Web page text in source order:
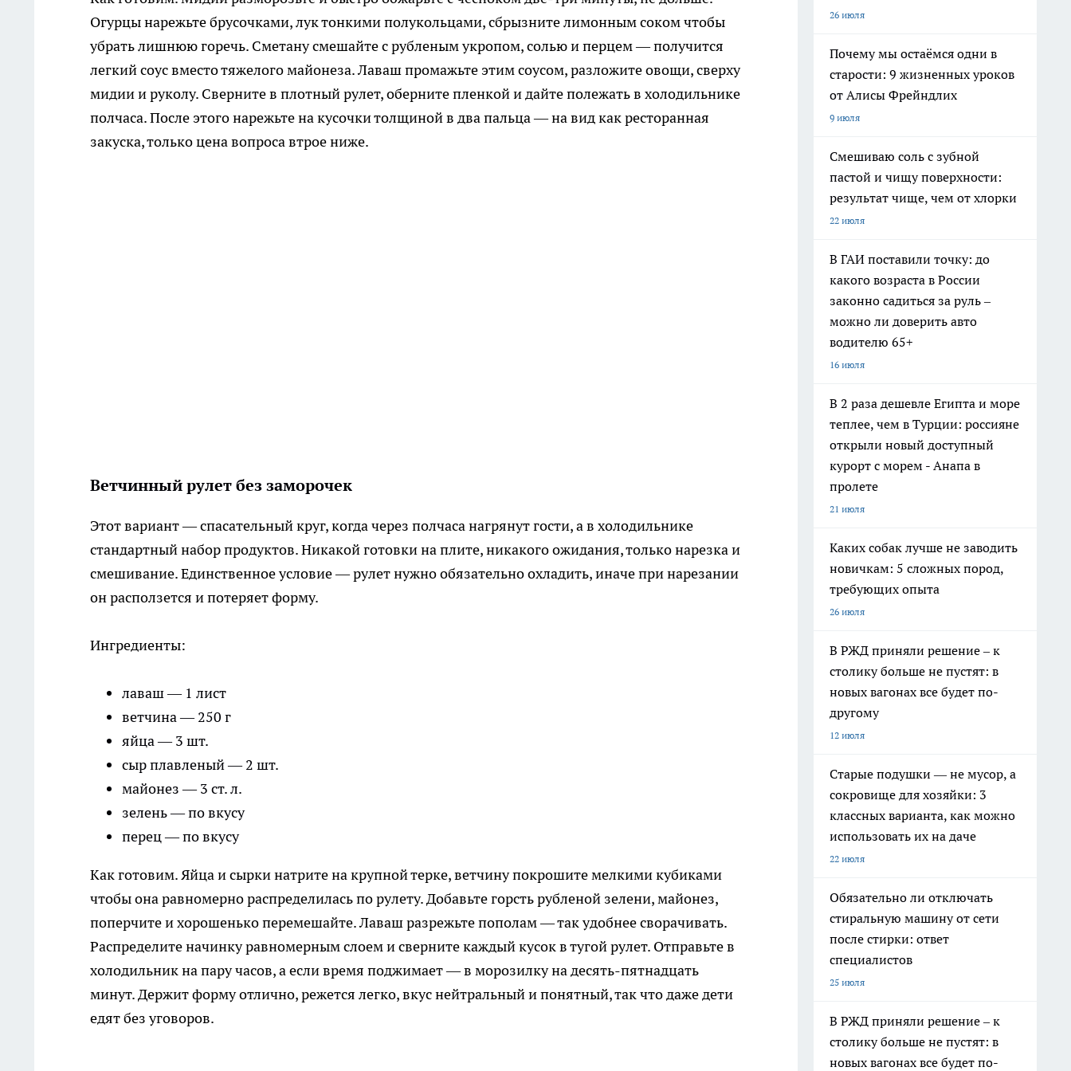
Огурцы нарежьте брусочками, лук тонкими полукольцами, сбрызните лимонным соком чтобы
убрать лишнюю горечь. Сметану смешайте с рубленым укропом, солью и перцем — получится
легкий соус вместо тяжелого майонеза. Лаваш промажьте этим соусом, разложите овощи, сверху
мидии и руколу. Сверните в плотный рулет, оберните пленкой и дайте полежать в холодильнике
полчаса. После этого нарежьте на кусочки толщиной в два пальца — на вид как ресторанная
закуска, только цена вопроса втрое ниже.
Ветчинный рулет без заморочек
Этот вариант — спасательный круг, когда через полчаса нагрянут гости, а в холодильнике
стандартный набор продуктов. Никакой готовки на плите, никакого ожидания, только нарезка и
смешивание. Единственное условие — рулет нужно обязательно охладить, иначе при нарезании
он расползется и потеряет форму.
Ингредиенты:
лаваш — 1 лист
ветчина — 250 г
яйца — 3 шт.
сыр плавленый — 2 шт.
майонез — 3 ст. л.
зелень — по вкусу
перец — по вкусу
Как готовим. Яйца и сырки натрите на крупной терке, ветчину покрошите мелкими кубиками
чтобы она равномерно распределилась по рулету. Добавьте горсть рубленой зелени, майонез,
поперчите и хорошенько перемешайте. Лаваш разрежьте пополам — так удобнее сворачивать.
Распределите начинку равномерным слоем и сверните каждый кусок в тугой рулет. Отправьте в
холодильник на пару часов, а если время поджимает — в морозилку на десять-пятнадцать
минут. Держит форму отлично, режется легко, вкус нейтральный и понятный, так что даже дети
едят без уговоров.
26 июля
Почему мы остаёмся одни в
старости: 9 жизненных уроков
от Алисы Фрейндлих
9 июля
Смешиваю соль с зубной
пастой и чищу поверхности:
результат чище, чем от хлорки
22 июля
В ГАИ поставили точку: до
какого возраста в России
законно садиться за руль –
можно ли доверить авто
водителю 65+
16 июля
В 2 раза дешевле Египта и море
теплее, чем в Турции: россияне
открыли новый доступный
курорт с морем - Анапа в
пролете
21 июля
Каких собак лучше не заводить
новичкам: 5 сложных пород,
требующих опыта
26 июля
В РЖД приняли решение – к
столику больше не пустят: в
новых вагонах все будет по-
другому
12 июля
Старые подушки — не мусор, а
сокровище для хозяйки: 3
классных варианта, как можно
использовать их на даче
22 июля
Обязательно ли отключать
стиральную машину от сети
после стирки: ответ
специалистов
25 июля
В РЖД приняли решение – к
столику больше не пустят: в
новых вагонах все будет по-